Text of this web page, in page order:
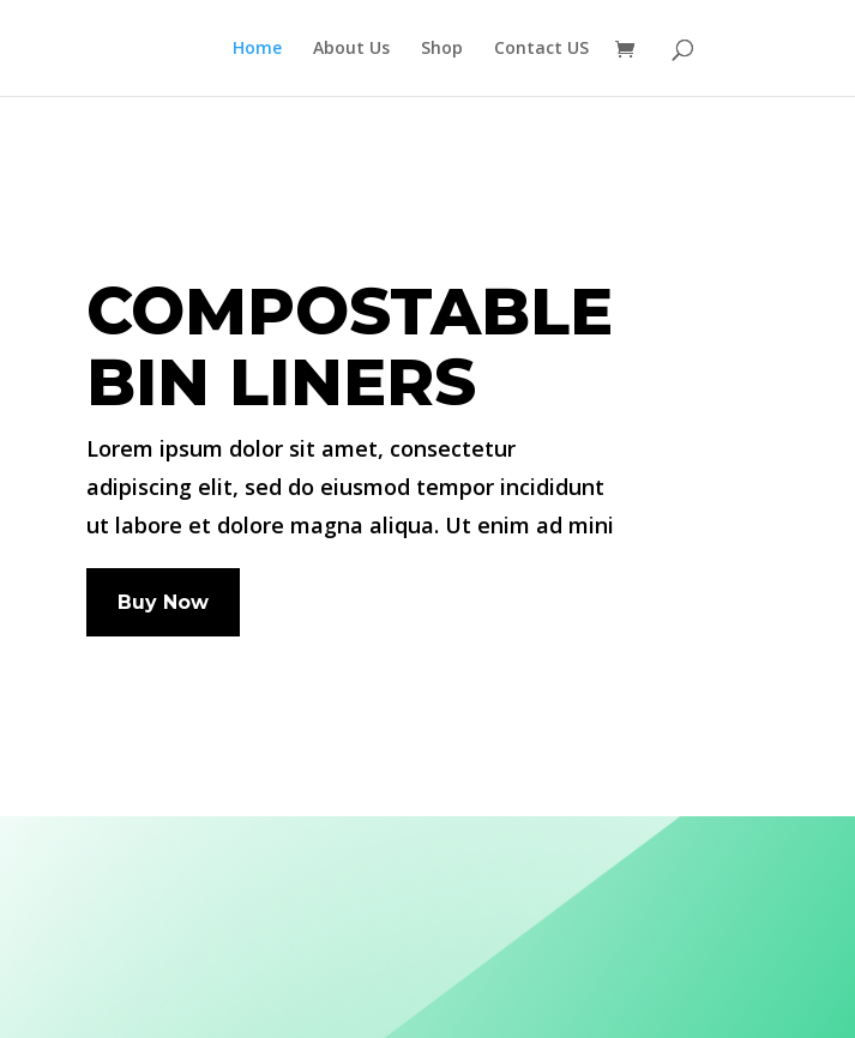
Home About Us Shop Contact US
COMPOSTABLE
BIN LINERS
Lorem ipsum dolor sit amet, consectetur
adipiscing elit, sed do eiusmod tempor incididunt
ut labore et dolore magna aliqua. Ut enim ad mini
Buy Now